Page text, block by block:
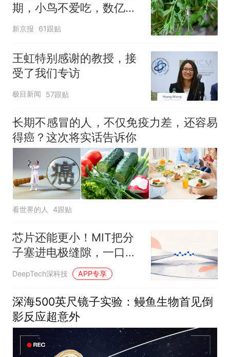
期，小鸟不爱吃，数亿头
小蜂迎战
新京报 61跟贴
王虹特别感谢的教授，接
受了我们专访
极目新闻 57跟贴
长期不感冒的人，不仅免疫力差，还容易
得癌？这次将实话告诉你
看世界的人 4跟贴
芯片还能更小！MIT把分
子塞进电极缝隙，一口气
造出1000多个，成功率
96%
DeepTech深科技 APP专享
深海500英尺镜子实验：鳗鱼生物首见倒
影反应超意外